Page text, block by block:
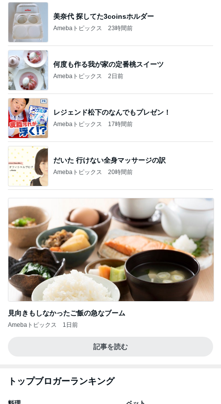
美奈代 探してた3coinsホルダー
Amebaトピックス 23時間前
何度も作る我が家の定番桃スイーツ
Amebaトピックス 2日前
レジェンド松下のなんでもプレゼン！
Amebaトピックス 17時間前
だいた 行けない全身マッサージの訳
Amebaトピックス 20時間前
見向きもしなかったご飯の急なブーム
Amebaトピックス 1日前
記事を読む
トップブロガーランキング